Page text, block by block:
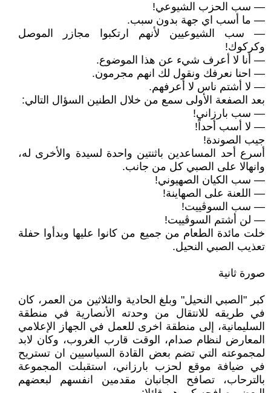
— سب الحزب الشيوعي!
— ما أسب اي جهة بدون سبب.
— سب الشيوعيين لأنهم ارتكبوا مجازر الموصل
وكركوك!
— أنا لا أعرف شيء عن هذا الموضوع.
— احنا نعرفك ونقول لك انهم مجرمون.
— لا أشتم ناس لا أعرفهم.
بعد الصفعة الأولى سمع من خلال الطنين السؤال التالي:
— سب بارزاني!
— لا أسب أحداً!
جيب الصوندة!
أسرع أحد المساعدين باثنتين واحدة لسيدة والأخرى له،
وانهالا على الصبي كل من جانب.
— سب الكيان الصهيوني!
— اللعنة على الصهاينة!
— سب السوڤييت!
— لن أشتم السوڤييت!
خلت مائدة الطعام من جميع من كانوا عليها وبدأوا حفلة
تعذيب الصبي النحيل.
صورة ثانية
كبر "الصبي النحيل" وبلغ الحادية والثلاثين من العمر، كان
في طريقه للانتقال من وحدته الأنصارية في منطقة
السليمانية، إلى منطقة اخرى للعمل في الجهاز الإعلامي
المعارض لنظام صدام، الوقت قارب الغروب، وكان لابد
لمجموعته التي تضم بعض القادة السياسيين ان تستريح
في ضيافة موقع لحزب بارزاني، استقبلت المجموعة
بالترحاب، تصافح الجانبان مقدمين انفسهم لبعضهم